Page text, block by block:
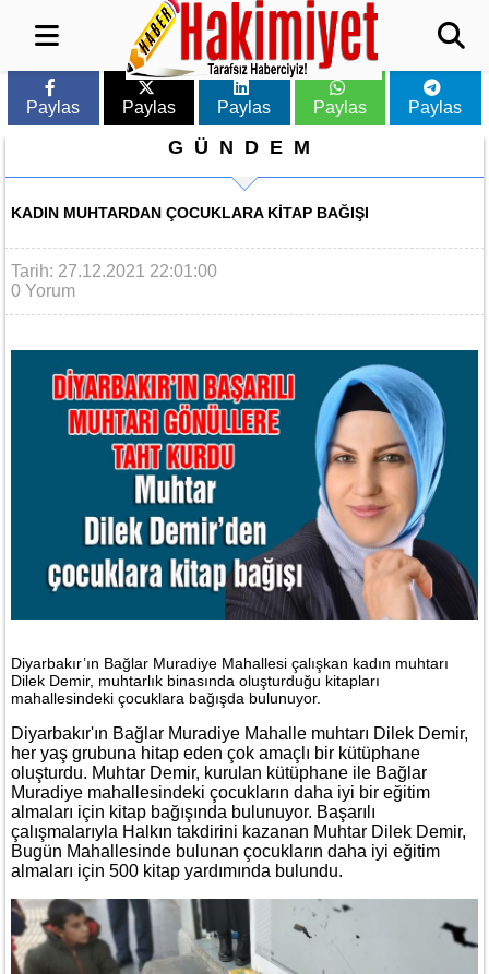
Paylas Paylas Paylas Paylas Paylas
GÜNDEM
KADIN MUHTARDAN ÇOCUKLARA KİTAP BAĞIŞI
Tarih: 27.12.2021 22:01:00
0 Yorum
Diyarbakır’ın Bağlar Muradiye Mahallesi çalışkan kadın muhtarı
Dilek Demir, muhtarlık binasında oluşturduğu kitapları
mahallesindeki çocuklara bağışda bulunuyor.
Diyarbakır'ın Bağlar Muradiye Mahalle muhtarı Dilek Demir,
her yaş grubuna hitap eden çok amaçlı bir kütüphane
oluşturdu. Muhtar Demir, kurulan kütüphane ile Bağlar
Muradiye mahallesindeki çocukların daha iyi bir eğitim
almaları için kitap bağışında bulunuyor. Başarılı
çalışmalarıyla Halkın takdirini kazanan Muhtar Dilek Demir,
Bugün Mahallesinde bulunan çocukların daha iyi eğitim
almaları için 500 kitap yardımında bulundu.